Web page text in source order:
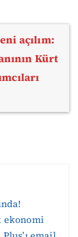
açılım:
Kürt
ekonomi